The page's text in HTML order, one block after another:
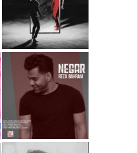
دانلود آلبوم جدید سیروان
خسروی بنام مونولوگ